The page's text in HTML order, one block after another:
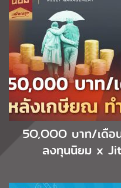
5O,OOO บาท/เดื
ลงทุนนิยม x